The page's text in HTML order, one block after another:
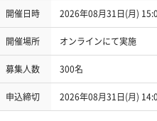
開催日時 2026年08月31日(月)
開催場所 オンラインにて実施
募集人数 300名
申込締切 2026年08月31日(月)